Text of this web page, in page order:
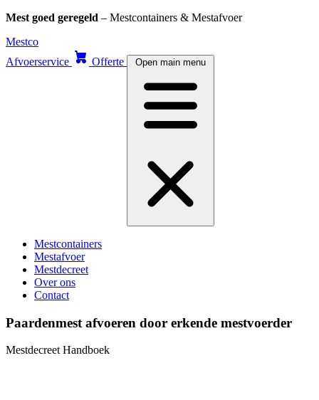
Mest goed geregeld – Mestcontainers & Mestafvoer
Skip
content
Mestco
Afvoerservice
Offerte Open main menu
Mestcontainers
Mestafvoer
Mestdecreet
Over ons
Contact
Paardenmest afvoeren door erkende mestvoerder
Mestdecreet Handboek